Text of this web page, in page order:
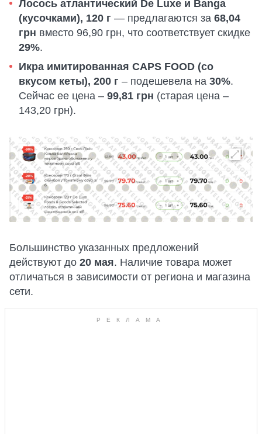
Лосось атлантический De Luxe и Banga
(кусочками), 120 г — предлагаются за 68,04
грн вместо 96,90 грн, что соответствует скидке
29%.
Икра имитированная CAPS FOOD (со
вкусом кеты), 200 г – подешевела на 30%.
Сейчас ее цена – 99,81 грн (старая цена –
143,20 грн).
Большинство указанных предложений
действуют до 20 мая. Наличие товара может
отличаться в зависимости от региона и магазина
сети.